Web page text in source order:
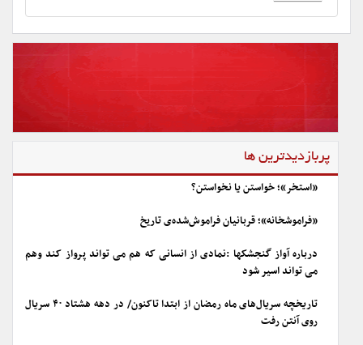
پربازدیدترین ها
«استخر»؛ خواستن یا نخواستن؟
«فراموشخانه»؛ قربانیان فراموش‌شده‌ی تاریخ
درباره آواز گنجشکها :نمادی از انسانی که هم می تواند پرواز کند وهم
می تواند اسیر شود
تاریخچه سریال‌های ماه رمضان از ابتدا تاکنون/ در دهه هشتاد ۴۰ سریال
روی آنتن رفت